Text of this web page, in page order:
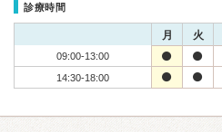
診療時間
月 火
09:00-13:00
14:30-18:00